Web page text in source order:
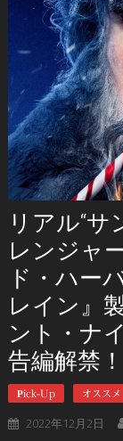
リアル“サ
レンジャ
ド・ハー
レイン』
ント・ナ
告編解禁！
Pick-Up オススメ
2022年12月2日